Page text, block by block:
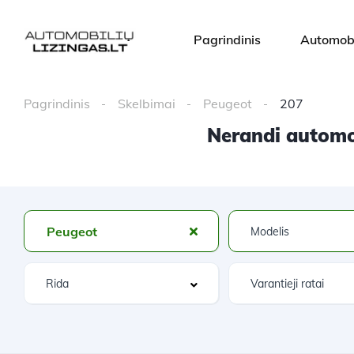
Pagrindinis
Pagrindinis Skelbimai Peugeot 207
Nerandi
Peugeot